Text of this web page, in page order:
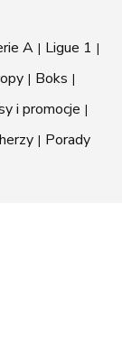
A
Ligue 1
Boks
i promocje
Porady